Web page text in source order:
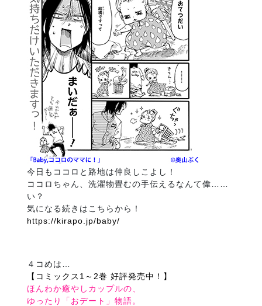
今日もココロと路地は仲良しこよし！
ココロちゃん、洗濯物畳むの手伝えるなんて偉……
い？
気になる続きはこちらから！
https://kirapo.jp/baby/
４コめは…
【コミックス1～2巻 好評発売中！】
ほんわか癒やしカップルの、
ゆったり「おデート」物語。